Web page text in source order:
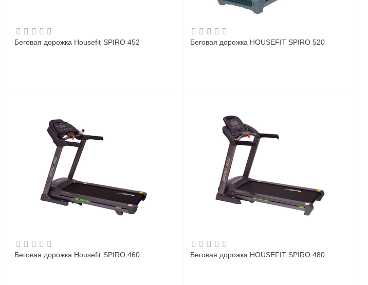
Беговая дорожка Housefit SPIRO 452 Беговая дорожка HOUSEFIT SPIRO 520
Беговая дорожка Housefit SPIRO 460 Беговая дорожка HOUSEFIT SPIRO 480